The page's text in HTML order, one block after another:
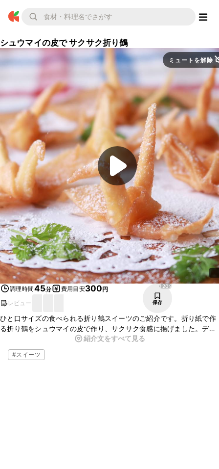
シュウマイの皮で サクサク折り鶴
ミュートを解除
調理時間45分 費用目安300円
レビュー
1209
保存
ひと口サイズの食べられる折り鶴スイーツのご紹介です。折り紙で作
る折り鶴をシュウマイの皮で作り、サクサク食感に揚げました。デコ
レーションケーキのトッピングにしても可愛いですよ。シュウマイの
皮が余ったら、作ってみてくださいね。
紹介文をすべて見る
#スイーツ